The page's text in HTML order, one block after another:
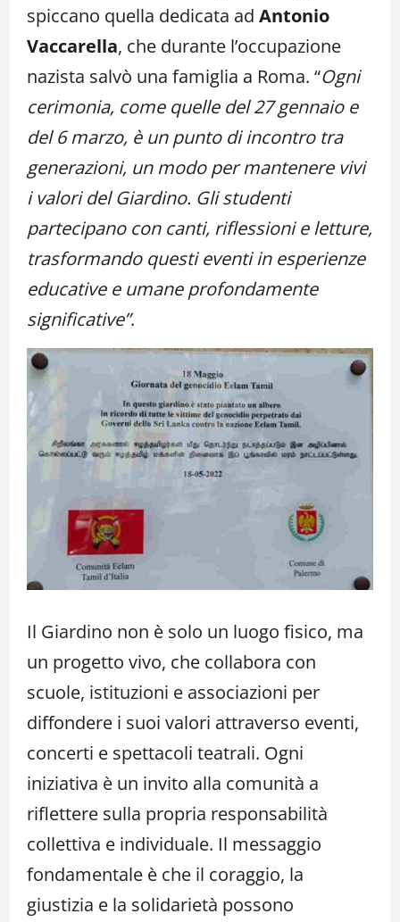
spiccano quella dedicata ad Antonio
Vaccarella, che durante l’occupazione
nazista salvò una famiglia a Roma. “Ogni
cerimonia, come quelle del 27 gennaio e
del 6 marzo, è un punto di incontro tra
generazioni, un modo per mantenere vivi
i valori del Giardino. Gli studenti
partecipano con canti, riflessioni e letture,
trasformando questi eventi in esperienze
educative e umane profondamente
significative”.
Il Giardino non è solo un luogo fisico, ma
un progetto vivo, che collabora con
scuole, istituzioni e associazioni per
diffondere i suoi valori attraverso eventi,
concerti e spettacoli teatrali. Ogni
iniziativa è un invito alla comunità a
riflettere sulla propria responsabilità
collettiva e individuale. Il messaggio
fondamentale è che il coraggio, la
giustizia e la solidarietà possono